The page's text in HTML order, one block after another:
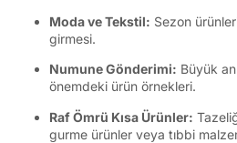
Moda ve Tekstil: Sezon
girmesi.
Numune Gönderimi: Büyük
önemdeki ürün örnekleri.
Raf Ömrü Kısa Ürünler:
gurme ürünler veya tıbbi